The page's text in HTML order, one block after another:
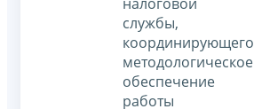
службы,
координирующего
методологическое
обеспечение
работы